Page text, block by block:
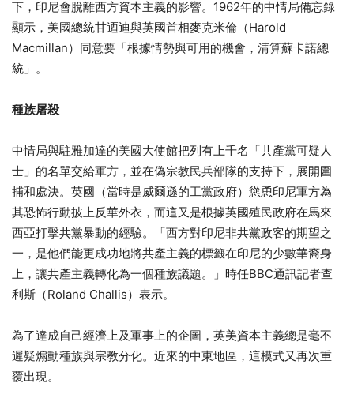
下，印尼會脫離西方資本主義的影響。1962年的中情局備忘錄
顯示，美國總統甘迺迪與英國首相麥克米倫（Harold
Macmillan）同意要「根據情勢與可用的機會，清算蘇卡諾總
統」。
種族屠殺
中情局與駐雅加達的美國大使館把列有上千名「共產黨可疑人
士」的名單交給軍方，並在偽宗教民兵部隊的支持下，展開圍
捕和處決。英國（當時是威爾遜的工黨政府）慫恿印尼軍方為
其恐怖行動披上反華外衣，而這又是根據英國殖民政府在馬來
西亞打擊共黨暴動的經驗。「西方對印尼非共黨政客的期望之
一，是他們能更成功地將共產主義的標籤在印尼的少數華裔身
上，讓共產主義轉化為一個種族議題。」時任BBC通訊記者查
利斯（Roland Challis）表示。
為了達成自己經濟上及軍事上的企圖，英美資本主義總是毫不
遲疑煽動種族與宗教分化。近來的中東地區，這模式又再次重
覆出現。